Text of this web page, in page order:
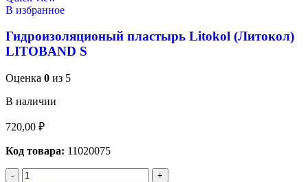
В избранное
Гидроизоляционый пластырь Litokol (Литокол)
LITOBAND S
Оценка 0 из 5
В наличии
720,00 ₽
Код товара: 11020075